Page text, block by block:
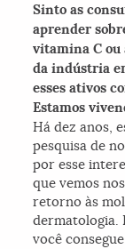
Sinto as
aprender
vitamina C
da indústria
esses ativos
Estamos
Há dez anos,
pesquisa de
por esse
que vemos
retorno às
dermatologia.
você